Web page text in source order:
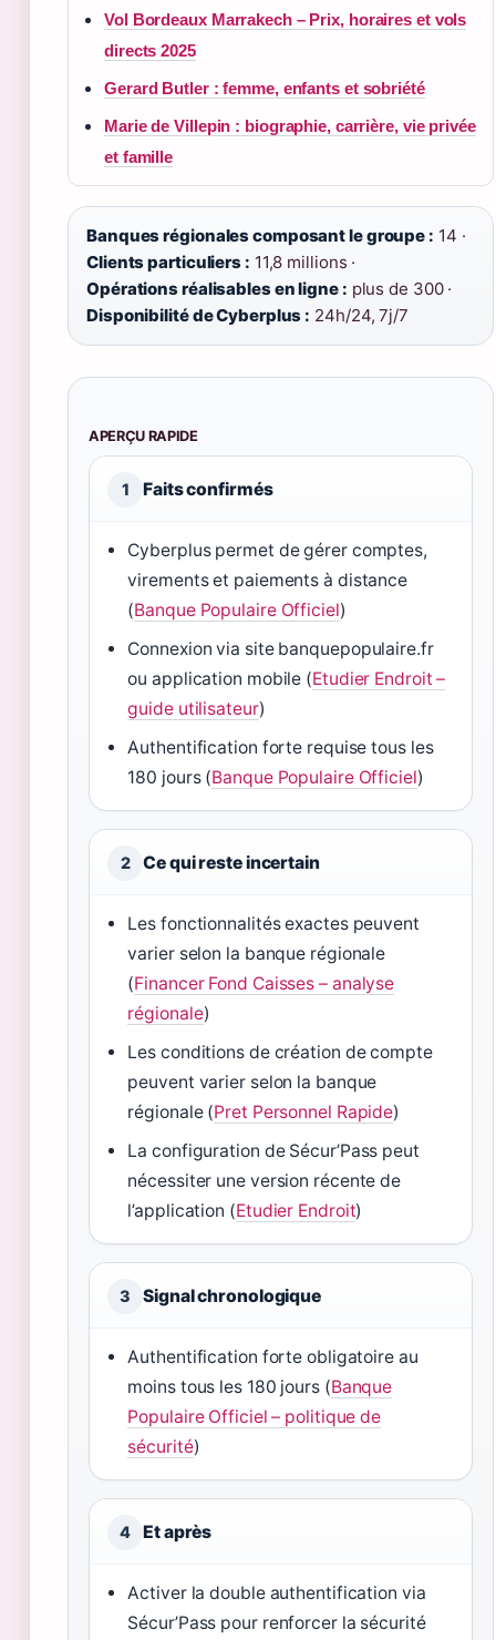
Vol Bordeaux Marrakech – Prix, horaires et vols
directs 2025
Gerard Butler : femme, enfants et sobriété
Marie de Villepin : biographie, carrière, vie privée
et famille
Banques régionales composant le groupe : 14 ·
Clients particuliers : 11,8 millions ·
Opérations réalisables en ligne : plus de 300 ·
Disponibilité de Cyberplus : 24h/24, 7j/7
APERÇU RAPIDE
1 Faits confirmés
Cyberplus permet de gérer comptes,
virements et paiements à distance
(Banque Populaire Officiel)
Connexion via site banquepopulaire.fr
ou application mobile (Etudier Endroit –
guide utilisateur)
Authentification forte requise tous les
180 jours (Banque Populaire Officiel)
2 Ce qui reste incertain
Les fonctionnalités exactes peuvent
varier selon la banque régionale
(Financer Fond Caisses – analyse
régionale)
Les conditions de création de compte
peuvent varier selon la banque
régionale (Pret Personnel Rapide)
La configuration de Sécur’Pass peut
nécessiter une version récente de
l’application (Etudier Endroit)
3 Signal chronologique
Authentification forte obligatoire au
moins tous les 180 jours (Banque
Populaire Officiel – politique de
sécurité)
4 Et après
Activer la double authentification via
Sécur’Pass pour renforcer la sécurité